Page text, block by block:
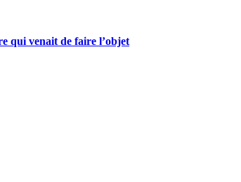
qui venait de faire l’objet